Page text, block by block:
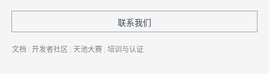
联系我们
文档 | 开发者社区 | 天池大赛 | 培训与认证